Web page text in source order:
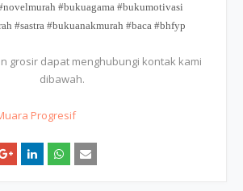
#bukuagama #bukumotivasi
#sastra #bukuanakmurah #baca #bhfyp
grosir dapat menghubungi kontak kami
dibawah.
Progresif